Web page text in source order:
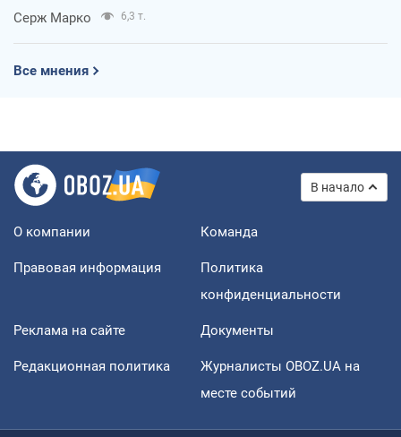
Серж Марко 6,3 т.
Все мнения
В начало
О компании Команда
Правовая информация
Политика
конфиденциальности
Реклама на сайте Документы
Редакционная политика
Журналисты OBOZ.UA на
месте событий